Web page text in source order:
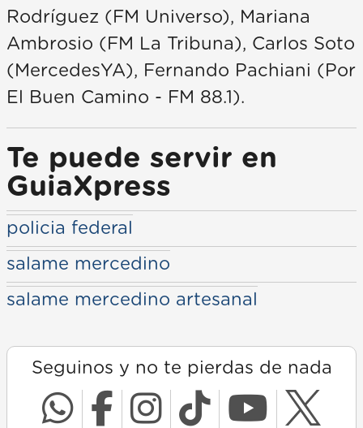
Rodríguez (FM Universo), Mariana
Ambrosio (FM La Tribuna), Carlos Soto
(MercedesYA), Fernando Pachiani (Por
El Buen Camino - FM 88.1).
Te puede servir en
GuiaXpress
policia federal
salame mercedino
salame mercedino artesanal
Seguinos y no te pierdas de nada